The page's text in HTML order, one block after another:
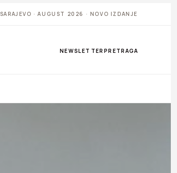
SARAJEVO · AUGUST 2026 · NOVO IZDANJE
NEWSLETTER PRETRAGA